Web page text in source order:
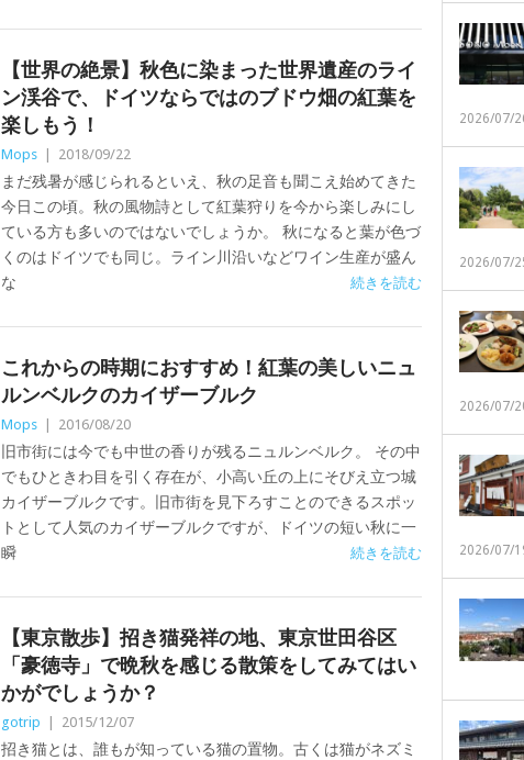
【世界の絶景】秋色に染まった世界遺産のライ
ン渓谷で、ドイツならではのブドウ畑の紅葉を
楽しもう！
Mops 2018/09/22
まだ残暑が感じられるといえ、秋の足音も聞こえ始めてきた
今日この頃。秋の風物詩として紅葉狩りを今から楽しみにし
ている方も多いのではないでしょうか。 秋になると葉が色づ
くのはドイツでも同じ。ライン川沿いなどワイン生産が盛ん
な
続きを読む
これからの時期におすすめ！紅葉の美しいニュ
ルンベルクのカイザーブルク
Mops 2016/08/20
旧市街には今でも中世の香りが残るニュルンベルク。 その中
でもひときわ目を引く存在が、小高い丘の上にそびえ立つ城
カイザーブルクです。旧市街を見下ろすことのできるスポッ
トとして人気のカイザーブルクですが、ドイツの短い秋に一
瞬
続きを読む
【東京散歩】招き猫発祥の地、東京世田谷区
「豪徳寺」で晩秋を感じる散策をしてみてはい
かがでしょうか？
gotrip 2015/12/07
招き猫とは、誰もが知っている猫の置物。古くは猫がネズミ
2026/07/
2026/07/
2026/07/
2026/07/